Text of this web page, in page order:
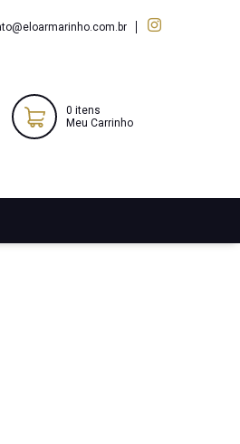
0 itens
Meu Carrinho